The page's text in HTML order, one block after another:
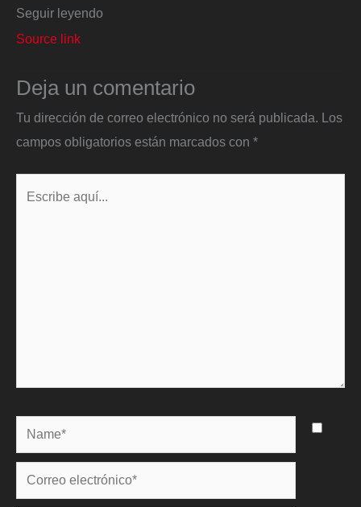
Seguir leyendo
Source link
Deja un comentario
Tu dirección de correo electrónico no será publicada. Los
campos obligatorios están marcados con *
Name*
Correo
electrónico*